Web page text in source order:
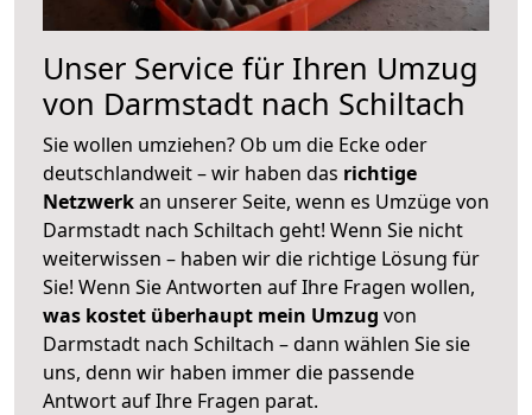
Unser Service für Ihren Umzug
von Darmstadt nach Schiltach
Sie wollen umziehen? Ob um die Ecke oder
deutschlandweit – wir haben das richtige
Netzwerkan unserer Seite, wenn es Umzüge von
Darmstadt nach Schiltach geht! Wenn Sie nicht
weiterwissen – haben wir die richtige Lösung für
Sie! Wenn Sie Antworten auf Ihre Fragen wollen,
was kostet überhaupt mein Umzug von
Darmstadt nach Schiltach – dann wählen Sie sie
uns, denn wir haben immer die passende
Antwort auf Ihre Fragen parat.